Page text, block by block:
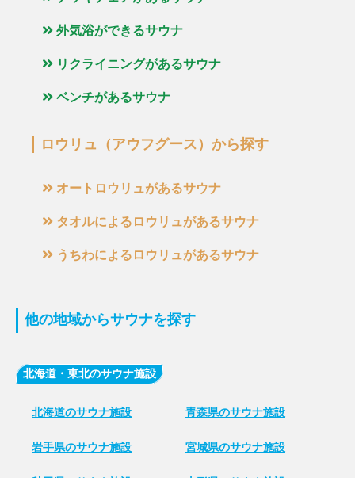
外気浴ができるサウナ
リクライニングがあるサウナ
ベンチがあるサウナ
ロウリュ（アウフグース）から探す
オートロウリュがあるサウナ
タオルによるロウリュがあるサウナ
うちわによるロウリュがあるサウナ
他の地域からサウナを探す
北海道・東北のサウナ施設
北海道のサウナ施設 青森県のサウナ施設
岩手県のサウナ施設 宮城県のサウナ施設